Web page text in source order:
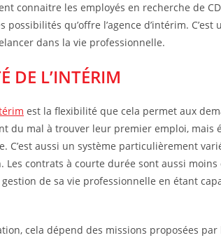
connaitre les employés en recherche de
possibilités qu’offre l’agence d’intérim.
dans la vie professionnelle.
DE L’INTÉRIM
est la flexibilité que cela permet aux
du mal à trouver leur premier emploi, mais
C’est aussi un système particulièrement
Les contrats à courte durée sont aussi
de sa vie professionnelle en étant
cela dépend des missions proposées